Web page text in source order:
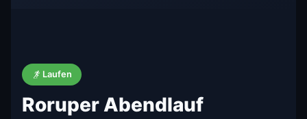
Laufen
Roruper Abendlauf